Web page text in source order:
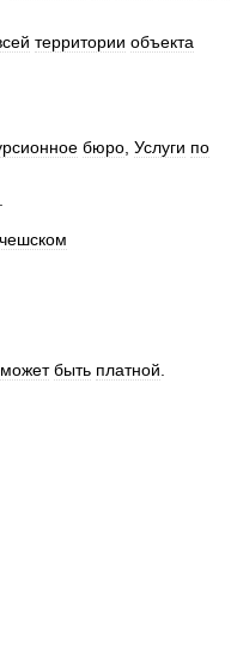
территории объекта
бюро Услуги по
чешском
может быть платной